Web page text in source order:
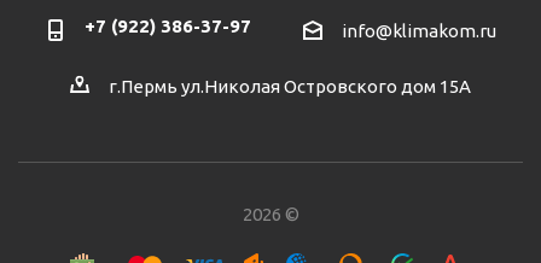
+7 (922) 386-37-97 info@klimakom.ru
г.Пермь ул.Николая Островского дом 15А
2026 ©